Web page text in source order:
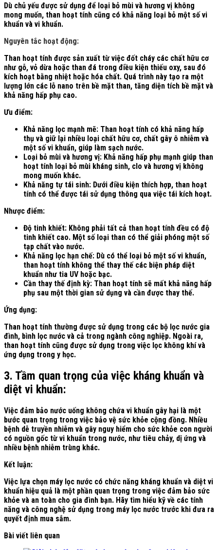
Dù chủ yếu được sử dụng để loại bỏ mùi và hương vị không
mong muốn, than hoạt tính cũng có khả năng loại bỏ một số vi
khuẩn và vi khuẩn.
Nguyên tắc hoạt động:
Than hoạt tính được sản xuất từ việc đốt cháy các chất hữu cơ
như gỗ, vỏ dừa hoặc than đá trong điều kiện thiếu oxy, sau đó
kích hoạt bằng nhiệt hoặc hóa chất. Quá trình này tạo ra một
lượng lớn các lỗ nano trên bề mặt than, tăng diện tích bề mặt và
khả năng hấp phụ cao.
Ưu điểm:
Khả năng lọc mạnh mẽ: Than hoạt tính có khả năng hấp
thụ và giữ lại nhiều loại chất hữu cơ, chất gây ô nhiễm và
một số vi khuẩn, giúp làm sạch nước.
Loại bỏ mùi và hương vị: Khả năng hấp phụ mạnh giúp than
hoạt tính loại bỏ mùi kháng sinh, clo và hương vị không
mong muốn khác.
Khả năng tự tái sinh: Dưới điều kiện thích hợp, than hoạt
tính có thể được tái sử dụng thông qua việc tái kích hoạt.
Nhược điểm:
Độ tinh khiết: Không phải tất cả than hoạt tính đều có độ
tinh khiết cao. Một số loại than có thể giải phóng một số
tạp chất vào nước.
Khả năng lọc hạn chế: Dù có thể loại bỏ một số vi khuẩn,
than hoạt tính không thể thay thế các biện pháp diệt
khuẩn như tia UV hoặc bạc.
Cần thay thế định kỳ: Than hoạt tính sẽ mất khả năng hấp
phụ sau một thời gian sử dụng và cần được thay thế.
Ứng dụng:
Than hoạt tính thường được sử dụng trong các bộ lọc nước gia
đình, bình lọc nước và cả trong ngành công nghiệp. Ngoài ra,
than hoạt tính cũng được sử dụng trong việc lọc không khí và
ứng dụng trong y học.
3. Tầm quan trọng của việc kháng khuẩn và
diệt vi khuẩn:
Việc đảm bảo nước uống không chứa vi khuẩn gây hại là một
bước quan trọng trong việc bảo vệ sức khỏe cộng đồng. Nhiều
bệnh dễ truyền nhiễm và gây nguy hiểm cho sức khỏe con người
có nguồn gốc từ vi khuẩn trong nước, như tiêu chảy, dị ứng và
nhiều bệnh nhiễm trùng khác.
Kết luận:
Việc lựa chọn máy lọc nước có chức năng kháng khuẩn và diệt vi
khuẩn hiệu quả là một phần quan trọng trong việc đảm bảo sức
khỏe và an toàn cho gia đình bạn. Hãy tìm hiểu kỹ về các tính
năng và công nghệ sử dụng trong máy lọc nước trước khi đưa ra
quyết định mua sắm.
Bài viết liên quan